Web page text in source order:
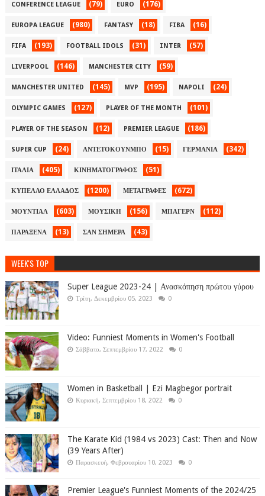
CONFERENCE LEAGUE (79) EURO (176)
EUROPA LEAGUE (980) FANTASY (18) FIBA (16)
FIFA (193) FOOTBALL IDOLS (31) INTER (57)
LIVERPOOL (146) MANCHESTER CITY (59)
MANCHESTER UNITED (145) MVP (195) NAPOLI (24)
OLYMPIC GAMES (127) PLAYER OF THE MONTH (101)
PLAYER OF THE SEASON (12) PREMIER LEAGUE (186)
SUPER CUP (24) ΑΝΤΕΤΟΚΟΥΝΜΠΟ (15) ΓΕΡΜΑΝΙΑ (342)
ΙΤΑΛΙΑ (405) ΚΙΝΗΜΑΤΟΓΡΑΦΟΣ (51)
ΚΥΠΕΛΛΟ ΕΛΛΑΔΟΣ (1200) ΜΕΤΑΓΡΑΦΕΣ (672)
ΜΟΥΝΤΙΑΛ (603) ΜΟΥΣΙΚΗ (156) ΜΠΑΓΕΡΝ (112)
ΠΑΡΑΞΕΝΑ (13) ΣΑΝ ΣΗΜΕΡΑ (43)
WEEK'S TOP
Super League 2023-24 | Ανασκόπηση πρώτου γύρου
Τρίτη, Δεκεμβρίου 05, 2023 0
Video: Funniest Moments in Women's Football
Σάββατο, Σεπτεμβρίου 17, 2022 0
Women in Basketball | Ezi Magbegor portrait
Κυριακή, Σεπτεμβρίου 18, 2022 0
The Karate Kid (1984 vs 2023) Cast: Then and Now
(39 Years After)
Παρασκευή, Φεβρουαρίου 10, 2023 0
Premier League's Funniest Moments of the 2024/25